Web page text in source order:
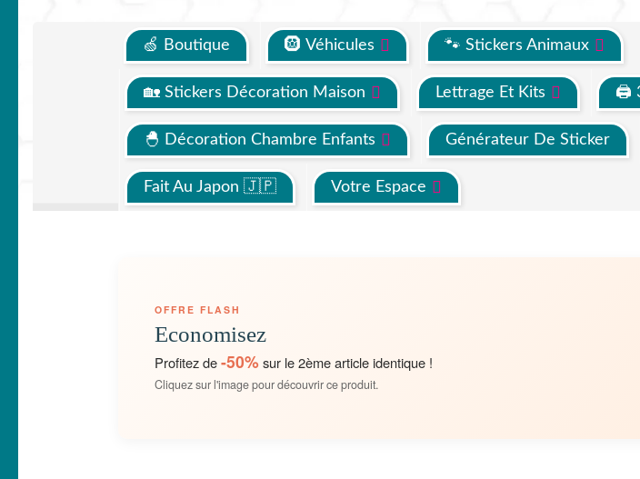
🍏 Boutique 🛞 Véhicules 🐾 Stickers Animaux
🏡 Stickers Décoration Maison Lettrage Et Kits 🖨
🐣 Décoration Chambre Enfants Générateur De Sticker
Fait Au Japon 🇯🇵 Votre Espace
OFFRE FLASH
Economisez
Profitez de-50%sur le 2ème article identique !
Cliquez sur l'image pour découvrir ce produit.